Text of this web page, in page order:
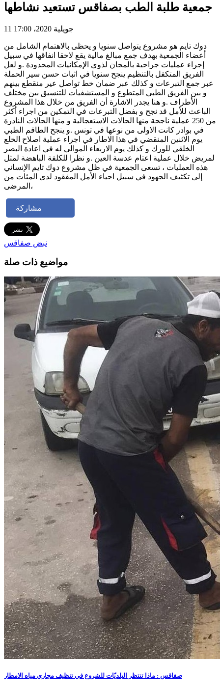
جمعية طلبة الطب بصفاقس تستعيد نشاطها
11 جويلية 2020، 17:00
دوك تايم هو مشروع يتواصل سنويا و يحظى بالاهتمام الشامل من
أعضاء الجمعية بهدف جمع مبالغ مالية يقع لاحقا انفاقها في سبيل
إجراء عمليات جراحية بالمجان لذوي الإمكانيات المحدودة .و لعل
الفريق المتكفل بالتنظيم ينجح سنويا في اثبات حسن سير الحملة
عبر جمع التبرعات و كذلك عبر ضمان خط تواصل عير منقطع بينهم
و بين الفريق الطبي المتطوع و المستشفيات للتنسيق بين مختلف
الأطراف .و هنا يجدر الاشارة أن الفريق من خلال هذا المشروع
الباعث للأمل قد نجح و بفضل التبرعات في التمكين من اجراء أكثر
من 250 عملية ناجحة منها الحالات الاستعجالية و منها الحالات النادرة
في بوادر كانت الاولى من نوعها في تونس .و ينجح الطاقم الطبي
يوم الاثنين المنقضي في هذا الاطار في اجراء عملية اصلاح الخلع
الخلقي للورك و كذلك يوم الاربعاء الموالي له في اعادة البصر
لمريض خلال عملية اعتام عدسة العين .و نظرا للكلفة الباهضة لمثل
هذه العمليات ، تسعى الجمعية في ظل مشروع دوك تايم الإنساني
إلى تكثيف الجهود في سبيل احياء الأمل المفقود لدى المئات من
المرضى،
مشاركة
نبض صفاقس
مواضيع ذات صلة
صفاقس : ماذا تنتظر البلديّات للشروع في تنظيف مجاري مياه الامطار